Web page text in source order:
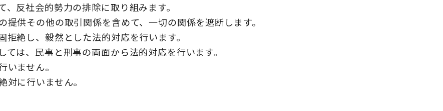
反社会的勢力の排除に取り組みます。
供その他の取引関係を含めて、一切の関係を遮断します。
絶し、毅然とした法的対応を行います。
は、民事と刑事の両面から法的対応を行います。
ません。
に行いません。